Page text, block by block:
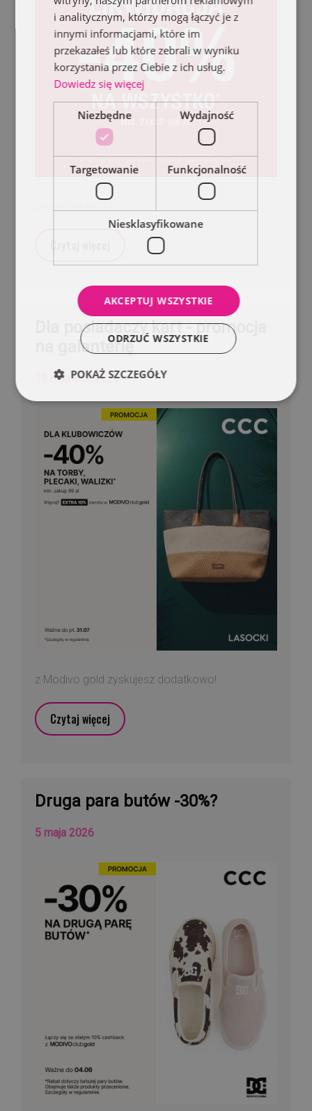
Dla posiadaczy kart - promocja
na galanterię
19 czerwca 2026
z Modivo gold zyskujesz dodatkowo!
Czytaj więcej
Druga para butów -30%?
5 maja 2026
i analitycznym, którzy mogą łączyć je z
innymi informacjami, które im
przekazałeś lub które zebrali w wyniku
korzystania przez Ciebie z ich usług.
Dowiedz się więcej
Niezbędne Wydajność
Targetowanie Funkcjonalność
Niesklasyfikowane
AKCEPTUJ WSZYSTKIE
ODRZUĆ WSZYSTKIE
POKAŻ SZCZEGÓŁY